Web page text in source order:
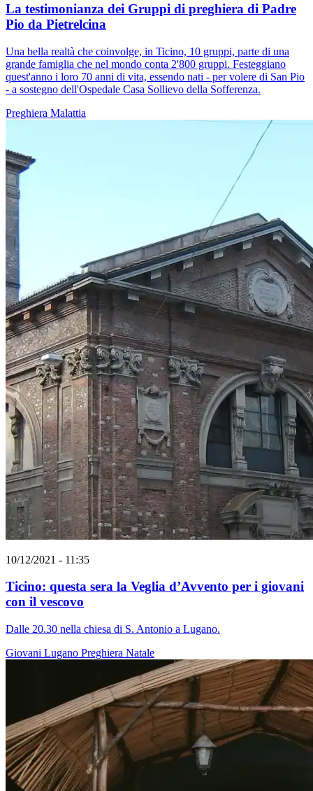
La testimonianza dei Gruppi di preghiera di Padre
Pio da Pietrelcina
Una bella realtà che coinvolge, in Ticino, 10 gruppi, parte di una
grande famiglia che nel mondo conta 2'800 gruppi. Festeggiano
quest'anno i loro 70 anni di vita, essendo nati - per volere di San Pio
- a sostegno dell'Ospedale Casa Sollievo della Sofferenza.
Preghiera Malattia
10/12/2021 - 11:35
Ticino: questa sera la Veglia d’Avvento per i giovani
con il vescovo
Dalle 20.30 nella chiesa di S. Antonio a Lugano.
Giovani Lugano Preghiera Natale